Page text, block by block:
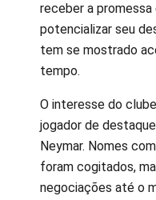
receber a promessa
potencializar seu
tem se mostrado
tempo.
O interesse do
jogador de
Neymar. Nomes
foram cogitados,
negociações até o